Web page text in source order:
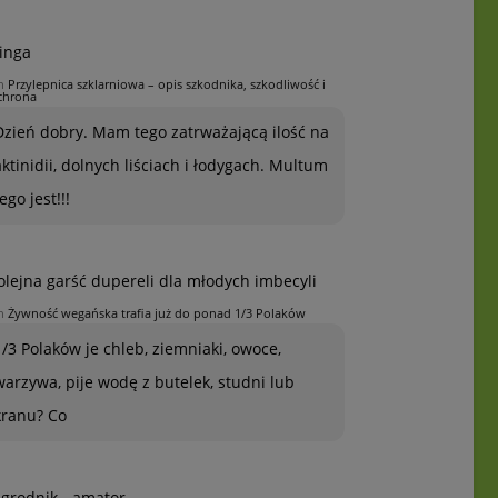
Przylepnica szklarniowa – opis szkodnika, szkodliwość i
dobry. Mam tego zatrważającą ilość na
dolnych liściach i łodygach. Multum
jest!!!
garść dupereli dla młodych imbecyli
Żywność wegańska trafia już do ponad 1/3 Polaków
3 Polaków je chleb, ziemniaki, owoce,
pije wodę z butelek, studni lub
Co